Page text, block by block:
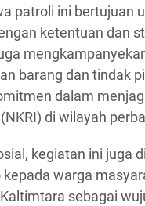
patroli ini bertujuan
ketentuan dan
barang dan tindak
dalam
di wilayah
kegiatan ini juga
warga
sebagai